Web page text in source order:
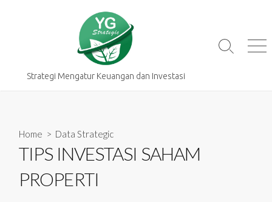
Strategi Mengatur Keuangan dan Investasi
Search
Home > Data Strategic
TIPS INVESTASI SAHAM
PROPERTI